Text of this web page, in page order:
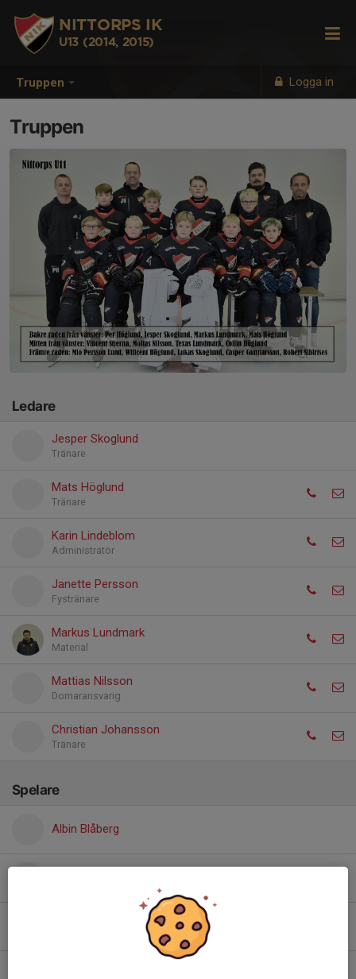
Truppen Logga in
NITTORPS IK
U13 (2014, 2015)
Truppen
Ledare
Jesper Skoglund
Tränare
Mats Höglund
Tränare
Karin Lindeblom
Administratör
Janette Persson
Fystränare
Markus Lundmark
Material
Mattias Nilsson
Domaransvarig
Christian Johansson
Tränare
Spelare
Albin Blåberg
Benjamin Fernebrand